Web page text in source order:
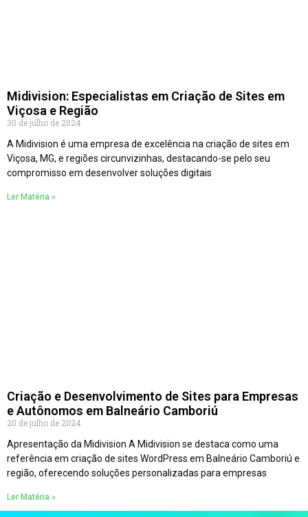
Midivision: Especialistas em Criação de Sites em
Viçosa e Região
30 de julho de 2024
A Midivision é uma empresa de excelência na criação de sites em
Viçosa, MG, e regiões circunvizinhas, destacando-se pelo seu
compromisso em desenvolver soluções digitais
Ler Matéria »
Criação e Desenvolvimento de Sites para Empresas
e Autônomos em Balneário Camboriú
20 de julho de 2024
Apresentação da Midivision A Midivision se destaca como uma
referência em criação de sites WordPress em Balneário Camboriú e
região, oferecendo soluções personalizadas para empresas
Ler Matéria »